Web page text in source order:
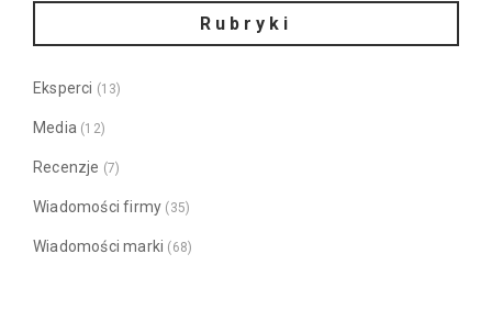
Rubryki
Eksperci (13)
Media (12)
Recenzje (7)
Wiadomości firmy (35)
Wiadomości marki (68)